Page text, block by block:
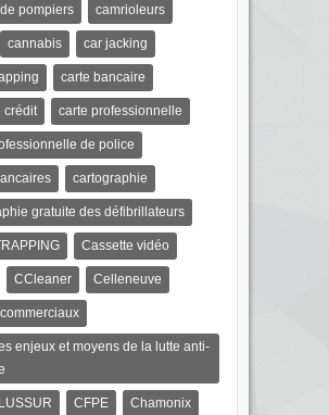
pompiers camrioleurs
cannabis car jacking
carte bancaire
crédit carte professionnelle
de police
cartographie
gratuite des défibrillateurs
Cassette vidéo
CCleaner Celleneuve
enjeux et moyens de la lutte anti-
CFPE Chamonix